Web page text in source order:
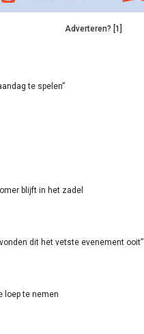
Adverteren? [1]
te spelen”
blijft in het zadel
dit het vetste evenement ooit”
loep te nemen